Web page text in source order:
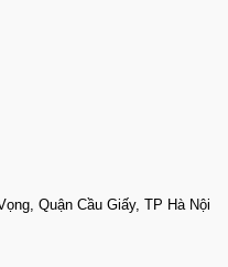
Quận Cầu Giấy, TP Hà Nội